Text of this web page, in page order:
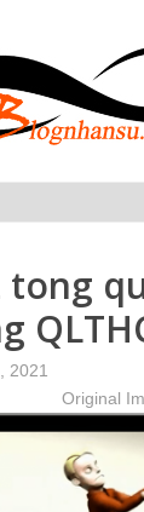
tong
2021
Original